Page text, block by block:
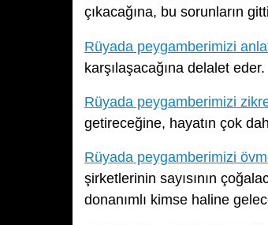
çıkacağına, bu sorunların
Rüyada peygamberimizi
karşılaşacağına delalet eder.
Rüyada peygamberimizi
getireceğine, hayatın çok
Rüyada peygamberimizi
şirketlerinin sayısının
donanımlı kimse haline